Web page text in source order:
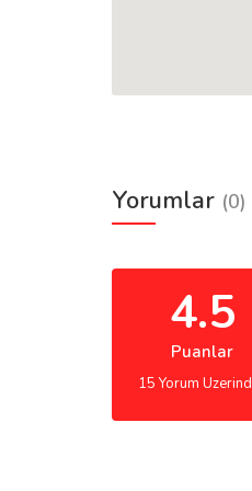
Yorumlar (0)
4.5
Puanlar
15 Yorum